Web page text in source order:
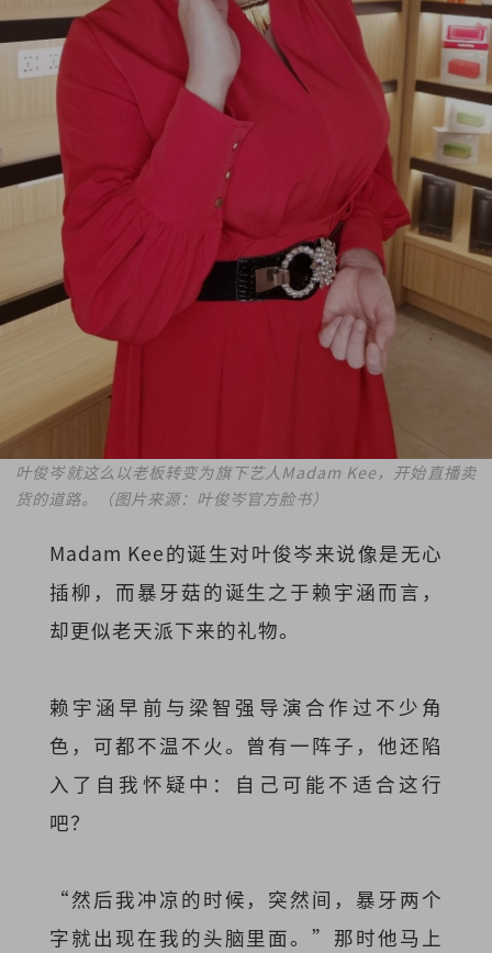
叶俊岑就这么以老板转变为旗下艺人Madam Kee，开始直播卖
货的道路。（图片来源：叶俊岑官方脸书）
Madam Kee的诞生对叶俊岑来说像是无心
插柳，而暴牙菇的诞生之于赖宇涵而言，
却更似老天派下来的礼物。
赖宇涵早前与梁智强导演合作过不少角
色，可都不温不火。曾有一阵子，他还陷
入了自我怀疑中：自己可能不适合这行
吧？
“然后我冲凉的时候，突然间，暴牙两个
字就出现在我的头脑里面。”那时他马上